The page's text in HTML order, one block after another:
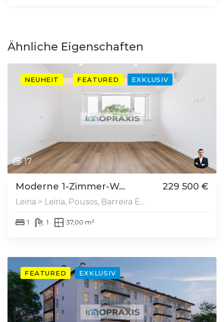
Ähnliche Eigenschaften
NEUHEIT FEATURED EXKLUSIV
17
Moderne 1-Zimmer-W... 229 500 €
Leiria > Leiria, Pousos, Barreira E...
1 1 37,00 m²
FEATURED EXKLUSIV